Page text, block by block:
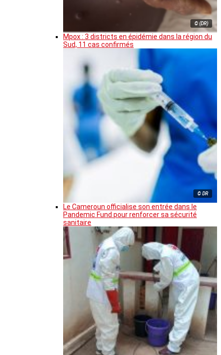
© (DR)
Mpox : 3 districts en épidémie dans la région du
Sud, 11 cas confirmés
© DR
Le Cameroun officialise son entrée dans le
Pandemic Fund pour renforcer sa sécurité
sanitaire